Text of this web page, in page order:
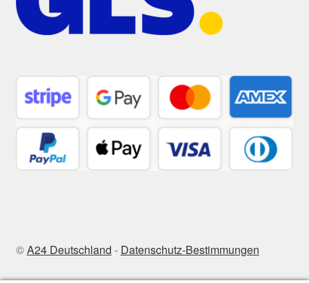
©A24 Deutschland - Datenschutz-Bestimmungen